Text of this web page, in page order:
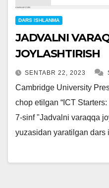
DARS ISHLANMA
JADVALNI
JOYLASHTIRISH
SENTABR 22, 2023
Cambridge University
chop etilgan “ICT
7-sinf "Jadvalni varaqqa
yuzasidan yaratilgan dars